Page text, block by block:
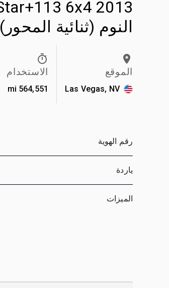
النوم (ثنائية المحور)
الموقع
Las Vegas, NV
الاستخدام
564,551 mi
رقم الهوية
ياردة
الميزات